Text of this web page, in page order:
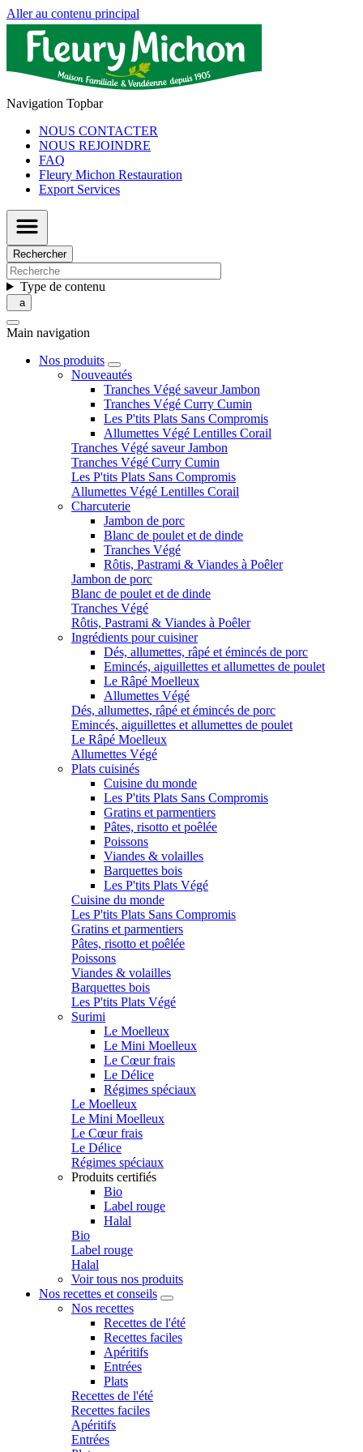
Aller au contenu principal
Navigation Topbar
NOUS CONTACTER
NOUS REJOINDRE
FAQ
Fleury Michon Restauration
Export Services
Rechercher
Type de contenu
Main navigation
Nos produits
Nouveautés
Tranches Végé saveur Jambon
Tranches Végé Curry Cumin
Les P'tits Plats Sans Compromis
Allumettes Végé Lentilles Corail
Tranches Végé saveur Jambon
Tranches Végé Curry Cumin
Les P'tits Plats Sans Compromis
Allumettes Végé Lentilles Corail
Charcuterie
Jambon de porc
Blanc de poulet et de dinde
Tranches Végé
Rôtis, Pastrami & Viandes à Poêler
Jambon de porc
Blanc de poulet et de dinde
Tranches Végé
Rôtis, Pastrami & Viandes à Poêler
Ingrédients pour cuisiner
Dés, allumettes, râpé et émincés de porc
Emincés, aiguillettes et allumettes de poulet
Le Râpé Moelleux
Allumettes Végé
Dés, allumettes, râpé et émincés de porc
Emincés, aiguillettes et allumettes de poulet
Le Râpé Moelleux
Allumettes Végé
Plats cuisinés
Cuisine du monde
Les P'tits Plats Sans Compromis
Gratins et parmentiers
Pâtes, risotto et poêlée
Poissons
Viandes & volailles
Barquettes bois
Les P'tits Plats Végé
Cuisine du monde
Les P'tits Plats Sans Compromis
Gratins et parmentiers
Pâtes, risotto et poêlée
Poissons
Viandes & volailles
Barquettes bois
Les P'tits Plats Végé
Surimi
Le Moelleux
Le Mini Moelleux
Le Cœur frais
Le Délice
Régimes spéciaux
Le Moelleux
Le Mini Moelleux
Le Cœur frais
Le Délice
Régimes spéciaux
Produits certifiés
Bio
Label rouge
Halal
Bio
Label rouge
Halal
Voir tous nos produits
Nos recettes et conseils
Nos recettes
Recettes de l'été
Recettes faciles
Apéritifs
Entrées
Plats
Recettes de l'été
Recettes faciles
Apéritifs
Entrées